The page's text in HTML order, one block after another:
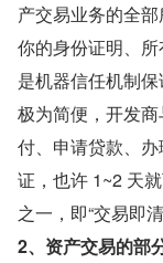
产交易业务的全
你的身份证明、
是机器信任机制
极为简便，开发
付、申请贷款、
证，也许 1~2 天
之一，即“交易即
2、资产交易的部